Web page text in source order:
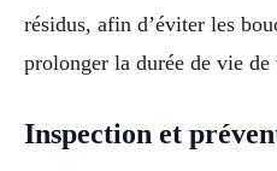
résidus, afin d’éviter les
prolonger la durée de vie de
Inspection et